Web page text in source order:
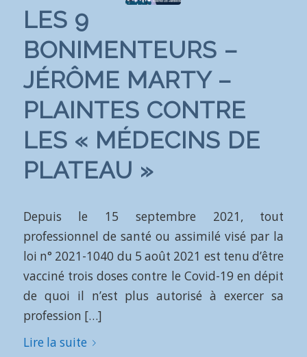
LES 9
BONIMENTEURS –
JÉRÔME MARTY –
PLAINTES CONTRE
LES « MÉDECINS DE
PLATEAU »
Depuis le 15 septembre 2021, tout
professionnel de santé ou assimilé visé par la
loi n° 2021-1040 du 5 août 2021 est tenu d’être
vacciné trois doses contre le Covid-19 en dépit
de quoi il n’est plus autorisé à exercer sa
profession […]
Lire la suite